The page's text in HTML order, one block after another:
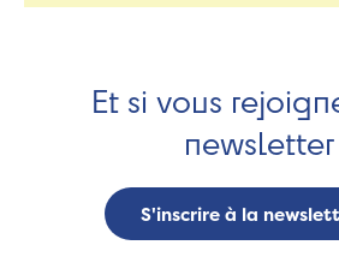
Et si vous
newsletter
S'inscrire à la